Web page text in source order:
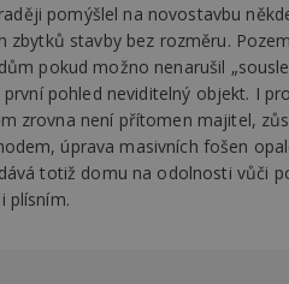
pomýšlel na novostavbu
zbytků stavby bez rozměru.
pokud možno nenarušil
pohled neviditelný objekt. I
zrovna není přítomen majitel,
úprava masivních fošen
totiž domu na odolnosti vůči
plísním.